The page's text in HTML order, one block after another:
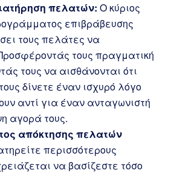
πελατών: Ο κύριος
επιβράβευσης
τους πελάτες να
τους πραγματική
τους να αισθάνονται ότι
δίνετε έναν ισχυρό λόγο
αντί για έναν ανταγωνιστή
αγορά τους.
απόκτησης πελατών
περισσότερους
να βασίζεστε τόσο